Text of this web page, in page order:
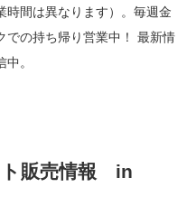
時間は異なります）。毎週金
での持ち帰り営業中！ 最新情
中。
ト販売情報 in